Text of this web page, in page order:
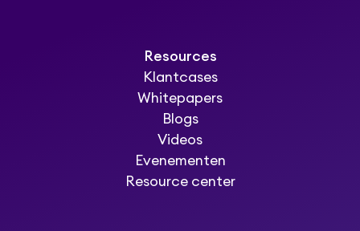
Resources
Klantcases
Whitepapers
Blogs
Videos
Evenementen
Resource center